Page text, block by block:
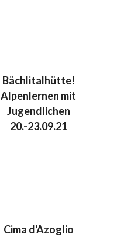
Bächlitalhütte!
Alpenlernen mit
Jugendlichen
20.-23.09.21
Cima d'Azoglio